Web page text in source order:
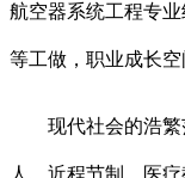
航空器系统工程专
等工做，职业成长空
现代社会的浩繁